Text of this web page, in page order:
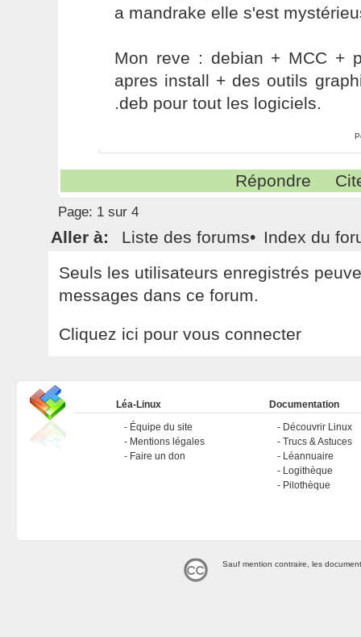
a mandrake elle s'est
Mon reve : debian + MCC +
apres install + des outils
.deb pour tout les logiciels.
Répondre
Page: 1 sur 4
Aller à: Liste des forums• Index du
Seuls les utilisateurs enregistrés
messages dans ce forum.
Cliquez ici pour vous connecter
Léa-Linux
Équipe du site
Mentions légales
Faire un don
Documentation
Découvrir Linux
Trucs & Astuces
Léannuaire
Logithèque
Pilothèque
Sauf mention contraire, les